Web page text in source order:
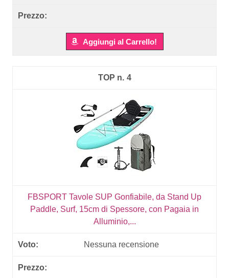
Aggiungi al Carrello!
4
FBSPORT Tavole SUP Gonfiabile, da Stand Up
Paddle, Surf, 15cm di Spessore, con Pagaia in
Alluminio,...
Nessuna recensione